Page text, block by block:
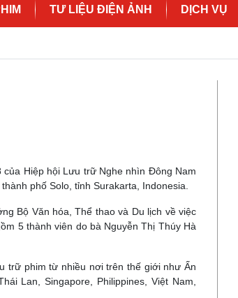
TƯ LIỆU ĐIỆN ẢNH DỊCH VỤ
của Hiệp hội Lưu trữ Nghe nhìn Đông Nam
phố Solo, tỉnh Surakarta, Indonesia.
Bộ Văn hóa, Thể thao và Du lịch về việc
5 thành viên do bà Nguyễn Thị Thúy Hà
trữ phim từ nhiều nơi trên thế giới như Ấn
Lan, Singapore, Philippines, Việt Nam,